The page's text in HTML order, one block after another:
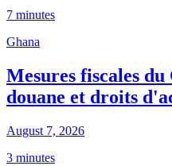
7 minutes
Ghana
Mesures fiscales du
douane et droits
August 7, 2026
3 minutes